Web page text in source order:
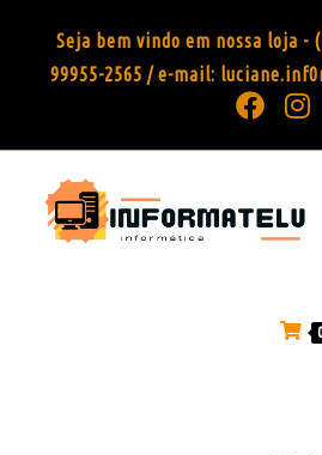
Seja bem vindo em nossa loja -
99955-2565 / e-mail: